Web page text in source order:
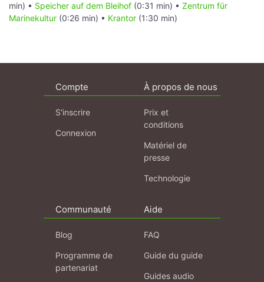
min) • Speicher auf dem Bleihof (0:31 min) • Zentrum für
Marinekultur (0:26 min) • Krantor (1:30 min)
Compte
S'inscrire
Connexion
À propos de nous
Prix et
conditions
Matériel de
presse
Technologie
Communauté
Blog
Programme de
partenariat
Aide
FAQ
Guide du guide
Guides audio